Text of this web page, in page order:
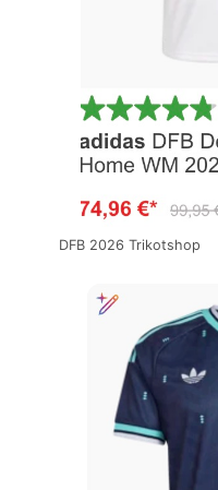
DFB 2026 Trikotshop